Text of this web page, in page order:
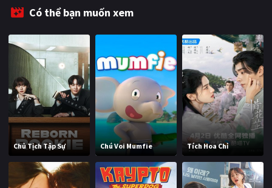
PHIM LẺ
PHIM CHIẾU RẠP
TUYỂN TẬP PHIM
BLOG
Có thể bạn muốn xem
Chủ Tịch Tập Sự Chú Voi Mumfie Tích Hoa Chỉ